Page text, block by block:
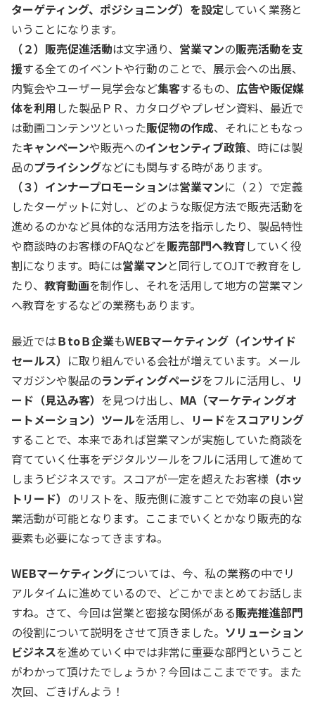
ターゲティング、ポジショニング）を設定していく業務と
いうことになります。
（２）販売促進活動は文字通り、 営業マンの販売活動を支
援する全てのイベントや行動のことで、展示会への出展、
内覧会やユーザー見学会など集客するもの、 広告や販促媒
体を利用した製品ＰＲ、カタログやプレゼン資料、最近で
は動画コンテンツといった販促物の作成、それにともなっ
たキャンペーンや販売へのインセンティブ政策、時には製
品のプライシングなどにも関与する時があります。
（３）インナープロモーションは営業マンに（２）で定義
したターゲットに対し、どのような販促方法で販売活動を
進めるのかなど具体的な活用方法を指示したり、製品特性
や商談時のお客様のFAQなどを販売部門へ教育していく役
割になります。時には営業マンと同行してOJTで教育をし
たり、 教育動画を制作し、それを活用して地方の営業マン
へ教育をするなどの業務もあります。
最近ではＢtoＢ企業もWEBマーケティング（インサイド
セールス） に取り組んでいる会社が増えています。メール
マガジンや製品のランディングページをフルに活用し、 リ
ード（見込み客） を見つけ出し、 MA（マーケティングオ
ートメーション）ツールを活用し、 リードをスコアリング
することで、本来であれば営業マンが実施していた商談を
育てていく仕事をデジタルツールをフルに活用して進めて
しまうビジネスです。スコアが一定を超えたお客様 （ホッ
トリード） のリストを、販売側に渡すことで効率の良い営
業活動が可能となります。ここまでいくとかなり販売的な
要素も必要になってきますね。
WEBマーケティングについては、今、私の業務の中でリ
アルタイムに進めているので、どこかでまとめてお話しま
すね。さて、今回は営業と密接な関係がある販売推進部門
の役割について説明をさせて頂きました。 ソリューション
ビジネスを進めていく中では非常に重要な部門ということ
がわかって頂けたでしょうか？今回はここまでです。また
次回、ごきげんよう！